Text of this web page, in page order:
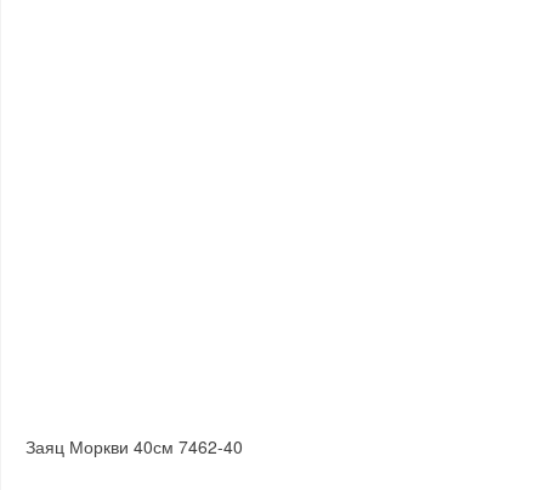
Заяц Моркви 40см 7462-40